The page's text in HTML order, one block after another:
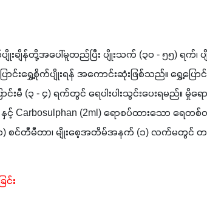
ျိုးချိန်တို့အပေါ်မူတည်ပြီး ပျိုးသက် (၃၀ - ၅၅) ရက်
ာင်းရွှေ့စိုက်ပျိုးရန် အကောင်းဆုံးဖြစ်သည်။ ရွှေ့ပြ
းမီ (၃ - ၄) ရက်တွင် ရေပါးပါးသွင်းပေးရမည်။ မှိုရ
ပ်ထားသော ရေတစ်လီတာတွင်စိမ်၍ ပြောင်းရွှေ့စိုက်ပျိုးနိုင်သည်။ အပင်
) စင်တီမီတာ၊ မျိုးစေ့အတိမ်အနက် (၁) လက်မတွင် တ
င်း